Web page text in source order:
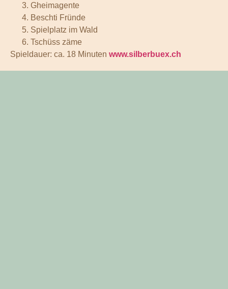
Gheimagente
Beschti Fründe
Spielplatz im Wald
Tschüss zäme
Spieldauer: ca. 18 Minuten www.silberbuex.ch